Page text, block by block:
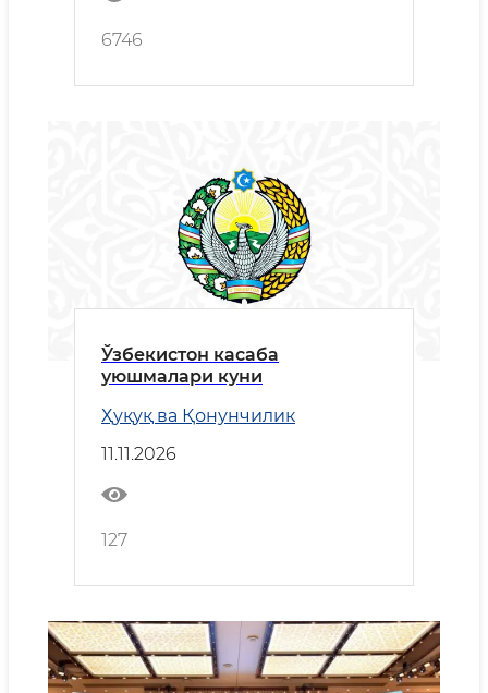
6746
Ўзбекистон касаба
уюшмалари куни
Ҳуқуқ ва Қонунчилик
11.11.2026
127